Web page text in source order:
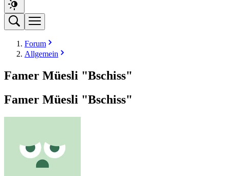
Forum
Allgemein
Famer Müesli "Bschiss"
Famer Müesli "Bschiss"